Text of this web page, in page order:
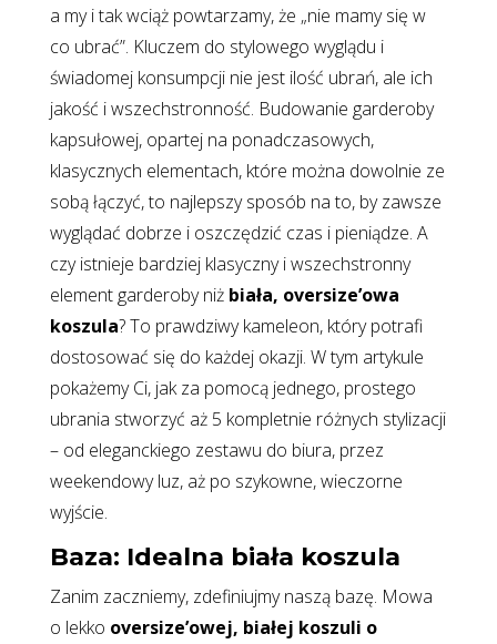
a my i tak wciąż powtarzamy, że „nie mamy się w
co ubrać”. Kluczem do stylowego wyglądu i
świadomej konsumpcji nie jest ilość ubrań, ale ich
jakość i wszechstronność. Budowanie garderoby
kapsułowej, opartej na ponadczasowych,
klasycznych elementach, które można dowolnie ze
sobą łączyć, to najlepszy sposób na to, by zawsze
wyglądać dobrze i oszczędzić czas i pieniądze. A
czy istnieje bardziej klasyczny i wszechstronny
element garderoby niż biała, oversize’owa
koszula? To prawdziwy kameleon, który potrafi
dostosować się do każdej okazji. W tym artykule
pokażemy Ci, jak za pomocą jednego, prostego
ubrania stworzyć aż 5 kompletnie różnych stylizacji
– od eleganckiego zestawu do biura, przez
weekendowy luz, aż po szykowne, wieczorne
wyjście.
Baza: Idealna biała koszula
Zanim zaczniemy, zdefiniujmy naszą bazę. Mowa
o lekko oversize’owej, białej koszuli o